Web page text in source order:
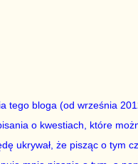
Andrzej Duda
referendum, które
rządząca, ani partie
decyzja, aby głosować
przyzwoitego
tego bloga (od września
o kwestiach, które
ukrywał, że pisząc o tym